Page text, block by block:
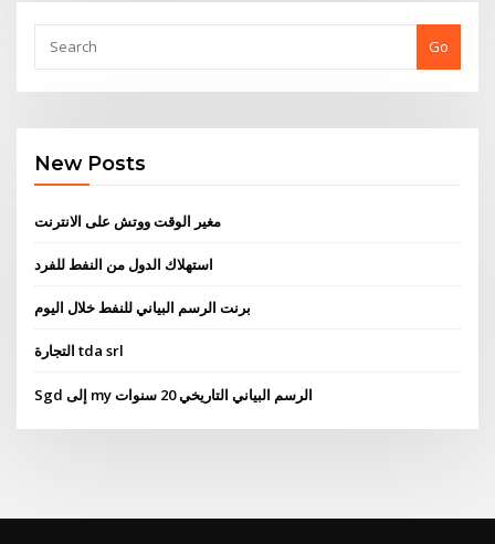
Go
New Posts
مغير الوقت ووتش على الانترنت
استهلاك الدول من النفط للفرد
برنت الرسم البياني للنفط خلال اليوم
التجارة tda srl
Sgd إلى my الرسم البياني التاريخي 20 سنوات